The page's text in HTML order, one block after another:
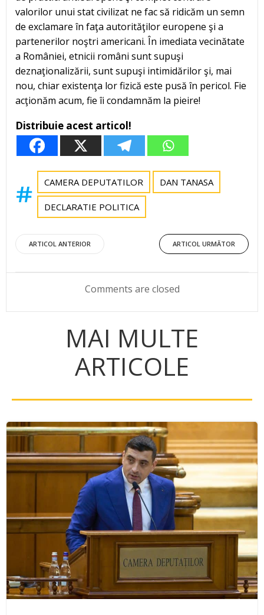
valorilor unui stat civilizat ne fac să ridicăm un semn
de exclamare în faţa autorităţilor europene şi a
partenerilor noştri americani. În imediata vecinătate
a României, etnicii români sunt supuşi
deznaţionalizării, sunt supuşi intimidărilor şi, mai
nou, chiar existenţa lor fizică este pusă în pericol. Fie
acţionăm acum, fie îi condamnăm la pieire!
Distribuie acest articol!
CAMERA DEPUTATILOR DAN TANASA
DECLARATIE POLITICA
Post
navigation
ARTICOL ANTERIOR
Post
navigation
ARTICOL URMĂTOR
Comments are closed
MAI MULTE
ARTICOLE